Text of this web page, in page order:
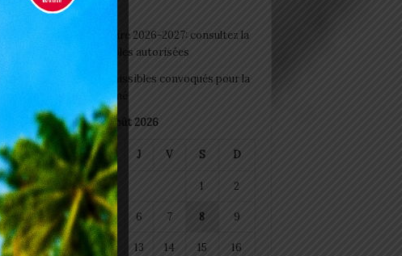
sonnette d’alarme
Togo/ Rentrée scolaire 2026-2027: consultez la
liste officielle des écoles autorisées
ESSAL 2026 : les admissibles convoqués pour la
visite médicale à Lomé
août 2026
L M M J V S D
1 2
3 4 5 6 7 8 9
10 11 12 13 14 15 16